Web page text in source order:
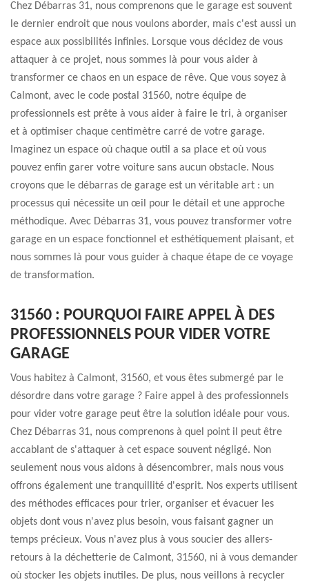
Chez Débarras 31, nous comprenons que le garage est souvent
le dernier endroit que nous voulons aborder, mais c'est aussi un
espace aux possibilités infinies. Lorsque vous décidez de vous
attaquer à ce projet, nous sommes là pour vous aider à
transformer ce chaos en un espace de rêve. Que vous soyez à
Calmont, avec le code postal 31560, notre équipe de
professionnels est prête à vous aider à faire le tri, à organiser
et à optimiser chaque centimètre carré de votre garage.
Imaginez un espace où chaque outil a sa place et où vous
pouvez enfin garer votre voiture sans aucun obstacle. Nous
croyons que le débarras de garage est un véritable art : un
processus qui nécessite un œil pour le détail et une approche
méthodique. Avec Débarras 31, vous pouvez transformer votre
garage en un espace fonctionnel et esthétiquement plaisant, et
nous sommes là pour vous guider à chaque étape de ce voyage
de transformation.
31560 : POURQUOI FAIRE APPEL À DES
PROFESSIONNELS POUR VIDER VOTRE
GARAGE
Vous habitez à Calmont, 31560, et vous êtes submergé par le
désordre dans votre garage ? Faire appel à des professionnels
pour vider votre garage peut être la solution idéale pour vous.
Chez Débarras 31, nous comprenons à quel point il peut être
accablant de s'attaquer à cet espace souvent négligé. Non
seulement nous vous aidons à désencombrer, mais nous vous
offrons également une tranquillité d'esprit. Nos experts utilisent
des méthodes efficaces pour trier, organiser et évacuer les
objets dont vous n'avez plus besoin, vous faisant gagner un
temps précieux. Vous n'avez plus à vous soucier des allers-
retours à la déchetterie de Calmont, 31560, ni à vous demander
où stocker les objets inutiles. De plus, nous veillons à recycler